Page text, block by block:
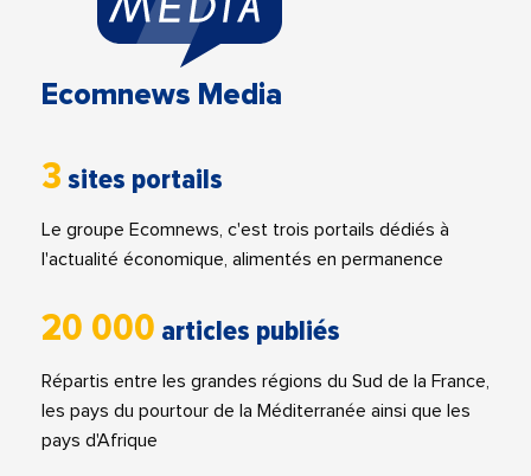
Ecomnews Media
3 sites portails
Le groupe Ecomnews, c'est trois portails dédiés à
l'actualité économique, alimentés en permanence
20 000 articles publiés
Répartis entre les grandes régions du Sud de la France,
les pays du pourtour de la Méditerranée ainsi que les
pays d'Afrique